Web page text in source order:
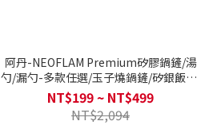
阿丹-NEOFLAM Premium矽膠鍋鏟/湯
勺/漏勺-多款任選/玉子燒鍋鏟/矽銀飯勺/
迷你系列矽銀油刷
NT$199 ~ NT$499
NT$2,094